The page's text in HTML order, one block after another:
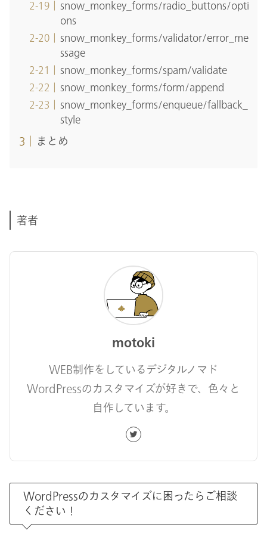
snow_monkey_forms/radio_buttons/opti
ons
snow_monkey_forms/validator/error_me
ssage
snow_monkey_forms/spam/validate
snow_monkey_forms/form/append
snow_monkey_forms/enqueue/fallback_
style
まとめ
著者
motoki
WEB制作をしているデジタルノマド
WordPressのカスタマイズが好きで、色々と
自作しています。
WordPressのカスタマイズに困ったらご相談
ください！